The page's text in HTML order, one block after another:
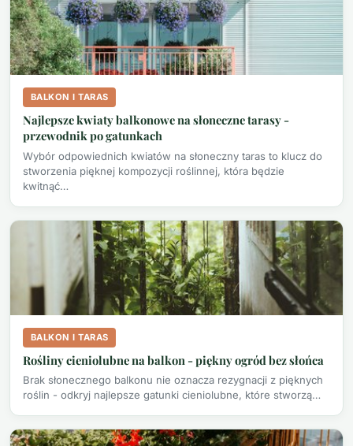
BALKON I TARAS
Najlepsze kwiaty balkonowe na słoneczne tarasy -
przewodnik po gatunkach
Wybór odpowiednich kwiatów na słoneczny taras to klucz do
stworzenia pięknej kompozycji roślinnej, która będzie
kwitnąć…
BALKON I TARAS
Rośliny cieniolubne na balkon - piękny ogród bez słońca
Brak słonecznego balkonu nie oznacza rezygnacji z pięknych
roślin - odkryj najlepsze gatunki cieniolubne, które stworzą…